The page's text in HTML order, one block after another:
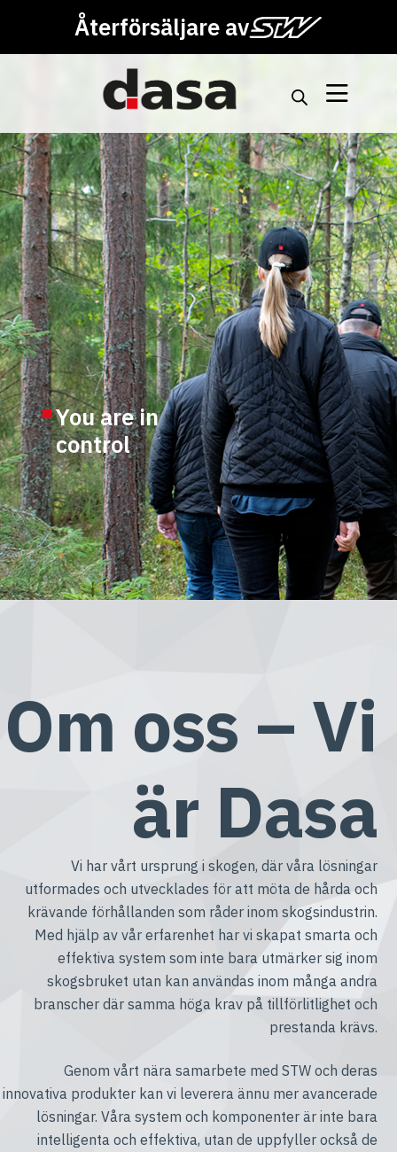
Återförsäljare av
You are in
control
Om oss – Vi
är Dasa
Vi har vårt ursprung i skogen, där våra lösningar
utformades och utvecklades för att möta de hårda och
krävande förhållanden som råder inom skogsindustrin.
Med hjälp av vår erfarenhet har vi skapat smarta och
effektiva system som inte bara utmärker sig inom
skogsbruket utan kan användas inom många andra
branscher där samma höga krav på tillförlitlighet och
prestanda krävs.
Genom vårt nära samarbete med STW och deras
innovativa produkter kan vi leverera ännu mer avancerade
lösningar. Våra system och komponenter är inte bara
intelligenta och effektiva, utan de uppfyller också de